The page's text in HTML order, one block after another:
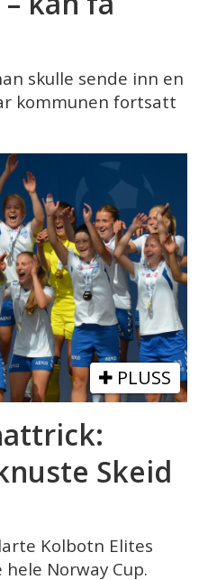
skulle sende inn en
kommunen fortsatt
PLUSS
Skeid
Kolbotn Elites
Norway Cup.